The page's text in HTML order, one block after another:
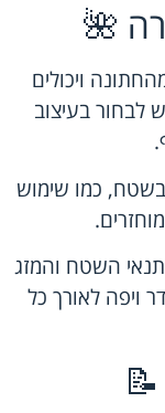
🌺
ויכולים
לבחור בעיצוב
בשטח, כמו שימוש
השטח והמזג
ויפה לאורך כל